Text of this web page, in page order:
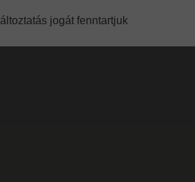
jogát fenntartjuk